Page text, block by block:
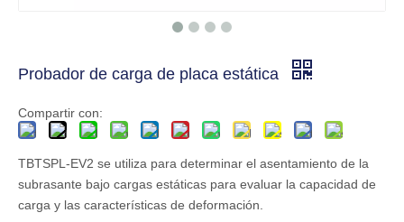
Probador de carga de placa estática
Compartir con:
TBTSPL-EV2 se utiliza para determinar el asentamiento de la
subrasante bajo cargas estáticas para evaluar la capacidad de
carga y las características de deformación.